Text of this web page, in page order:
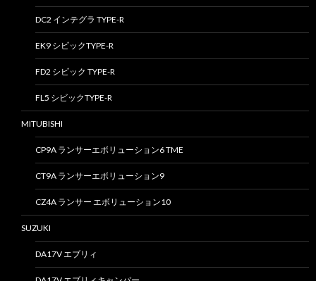
DC2 インテグラ TYPE-R
EK9 シビックTYPE-R
FD2 シビック TYPE-R
FL5 シビックTYPE-R
MITUBISHI
CP9A ランサーエボリューション6 TME
CT9A ランサーエボリューション9
CZ4A ランサー エボリューション10
SUZUKI
DA17V エブリィ